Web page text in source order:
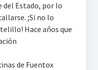
del Estado, por lo
;Si no lo
Hace años que
de Fuentox